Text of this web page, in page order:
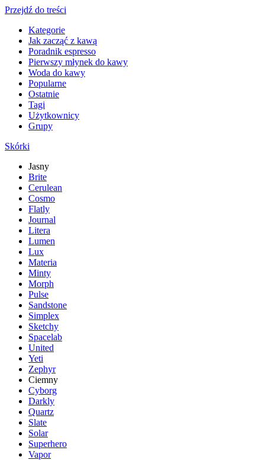
Przejdź do treści
Kategorie
Jak zacząć z kawą
Poradnik espresso
Pierwszy młynek do kawy
Woda do kawy
Popularne
Ostatnie
Tagi
Użytkownicy
Grupy
Skórki
Jasny
Brite
Cerulean
Cosmo
Flatly
Journal
Litera
Lumen
Lux
Materia
Minty
Morph
Pulse
Sandstone
Simplex
Sketchy
Spacelab
United
Yeti
Zephyr
Ciemny
Cyborg
Darkly
Quartz
Slate
Solar
Superhero
Vapor